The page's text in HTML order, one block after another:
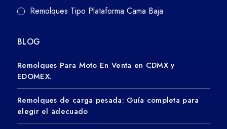
Remolques Tipo Plataforma Cama Baja
BLOG
Remolques Para Moto En Venta en CDMX y
EDOMEX.
Remolques de carga pesada: Guía completa para
elegir el adecuado